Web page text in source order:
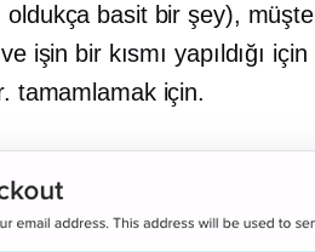
oldukça basit bir şey),
işin bir kısmı yapıldığı
tamamlamak için.